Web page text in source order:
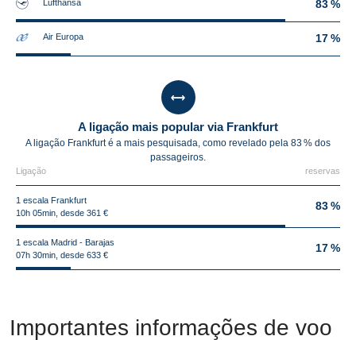
Lufthansa 83 %
Air Europa 17 %
A ligação mais popular via Frankfurt
A ligação Frankfurt é a mais pesquisada, como revelado pela 83 % dos
passageiros.
Ligação reservas
1 escala Frankfurt
10h 05min, desde 361 €
83 %
1 escala Madrid - Barajas
07h 30min, desde 633 €
17 %
Importantes informações de voo